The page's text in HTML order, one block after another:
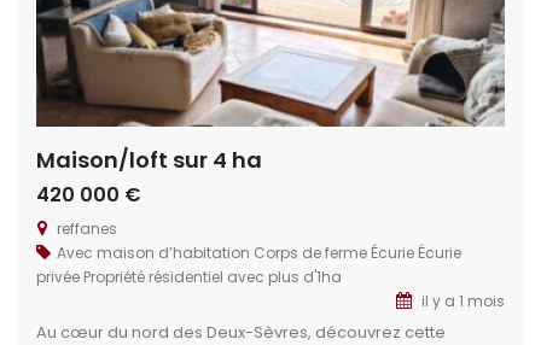
Maison/loft sur 4 ha
420 000 €
reffanes
Avec maison d’habitation Corps de ferme Écurie Écurie
privée Propriété résidentiel avec plus d'1ha
il y a 1 mois
Au cœur du nord des Deux-Sèvres, découvrez cette